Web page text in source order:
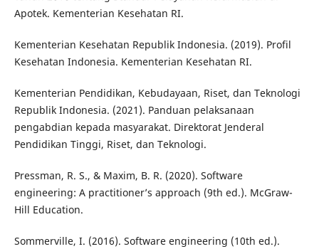
Apotek. Kementerian Kesehatan RI.
Kementerian Kesehatan Republik Indonesia. (2019). Profil
Kesehatan Indonesia. Kementerian Kesehatan RI.
Kementerian Pendidikan, Kebudayaan, Riset, dan Teknologi
Republik Indonesia. (2021). Panduan pelaksanaan
pengabdian kepada masyarakat. Direktorat Jenderal
Pendidikan Tinggi, Riset, dan Teknologi.
Pressman, R. S., & Maxim, B. R. (2020). Software
engineering: A practitioner’s approach (9th ed.). McGraw-
Hill Education.
Sommerville, I. (2016). Software engineering (10th ed.).